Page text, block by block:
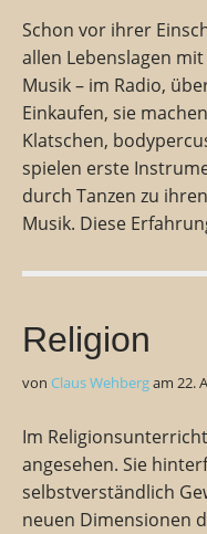
Schon vor ihrer
allen Lebenslagen
Musik – im Radio,
Einkaufen, sie
Klatschen,
spielen erste
durch Tanzen zu
Musik. Diese
Religion
von Claus Wehbergam 22.
Im
angesehen. Sie
selbstverständlich
neuen Dimensionen